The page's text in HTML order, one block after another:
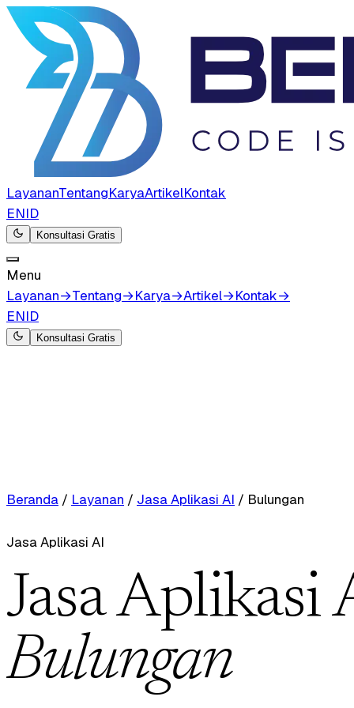
LayananTentangKaryaArtikelKontak
ENID
Konsultasi Gratis
Menu
Layanan→Tentang→Karya→Artikel→Kontak→
ENID
Konsultasi Gratis
Beranda / Layanan / Jasa Aplikasi AI / Bulungan
Jasa Aplikasi AI
Jasa Aplikasi
Bulungan